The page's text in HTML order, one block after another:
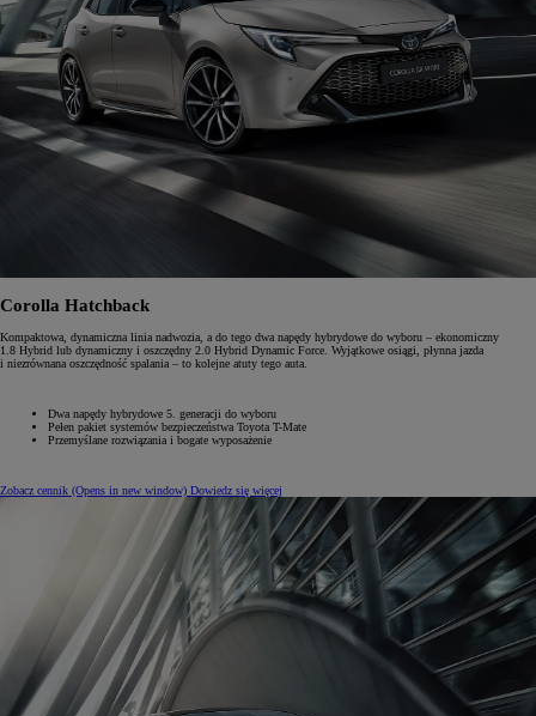
Corolla Hatchback
Kompaktowa, dynamiczna linia nadwozia, a do tego dwa napędy hybrydowe do wyboru – ekonomiczny
1.8 Hybrid lub dynamiczny i oszczędny 2.0 Hybrid Dynamic Force. Wyjątkowe osiągi, płynna jazda
i niezrównana oszczędność spalania – to kolejne atuty tego auta.
Dwa napędy hybrydowe 5. generacji do wyboru
Pełen pakiet systemów bezpieczeństwa Toyota T-Mate
Przemyślane rozwiązania i bogate wyposażenie
Zobacz cennik (Opens in new window) Dowiedz się więcej